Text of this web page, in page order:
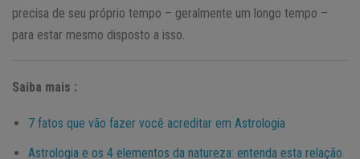
precisa de seu próprio tempo – geralmente um longo tempo –
para estar mesmo disposto a isso.
Saiba mais :
7 fatos que vão fazer você acreditar em Astrologia
Astrologia e os 4 elementos da natureza: entenda esta relação